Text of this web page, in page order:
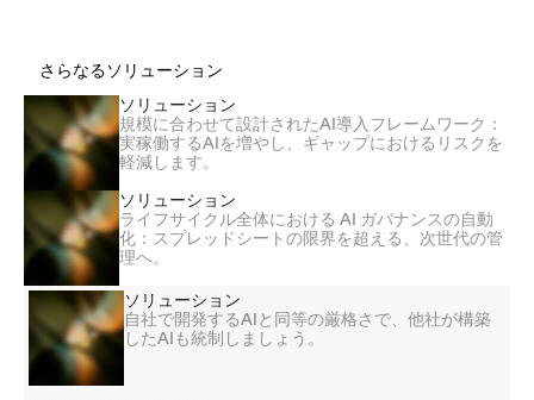
さらなるソリューション
ソリューション
規模に合わせて設計されたAI導入フレームワーク：
実稼働するAIを増やし、ギャップにおけるリスクを
軽減します。
ソリューション
ライフサイクル全体における AI ガバナンスの自動
化：スプレッドシートの限界を超える、次世代の管
理へ。
ソリューション
自社で開発するAIと同等の厳格さで、他社が構築
したAIも統制しましょう。